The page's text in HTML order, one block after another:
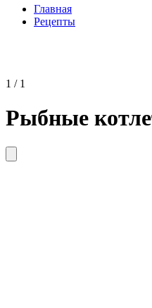
Главная
Рецепты
1 / 1
Рыбные